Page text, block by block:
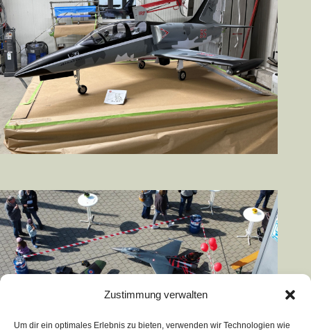
Zustimmung verwalten
Um dir ein optimales Erlebnis zu bieten, verwenden wir Technologien wie